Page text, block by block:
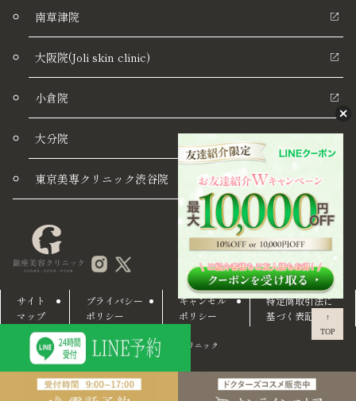
南草津院
大阪院(Joli skin clinic)
小倉院
大分院
東京美専クリニック渋谷院
サイト
マップ
プライバシー
ポリシー
キャンセル
ポリシー
特定商取引法に
基づく表記
© 銀座美容クリニック
↑
TOP